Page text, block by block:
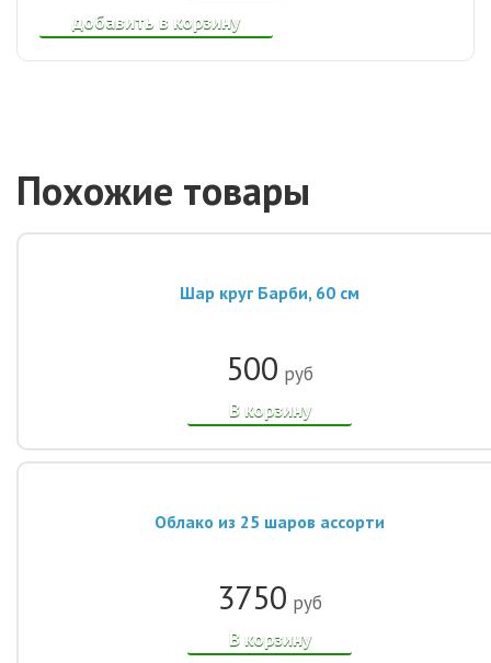
добавить в корзину
Похожие товары
Шар круг Барби, 60 см
500 руб
В корзину
Облако из 25 шаров ассорти
3750 руб
В корзину